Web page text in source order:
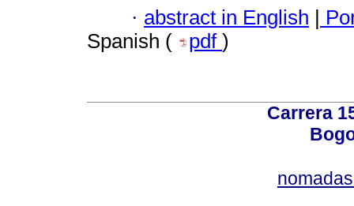
· abstract in English |
Spanish (
pdf )
Carrera